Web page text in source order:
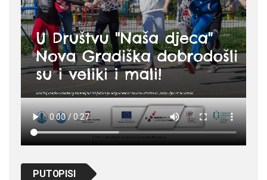
PUTOPISI